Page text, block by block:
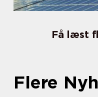
Få læst
Flere